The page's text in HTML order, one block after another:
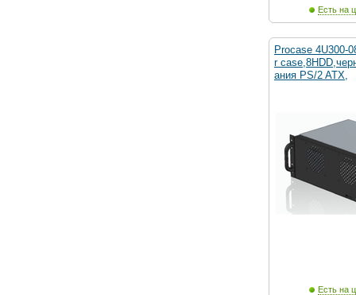
Есть на
Procase 4U300-
r
ания PS/2 ATX,
Есть на